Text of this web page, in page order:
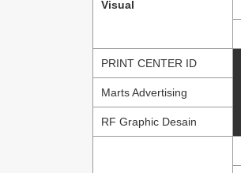
Visual
PRINT CENTER ID
Marts Advertising
RF Graphic Desain